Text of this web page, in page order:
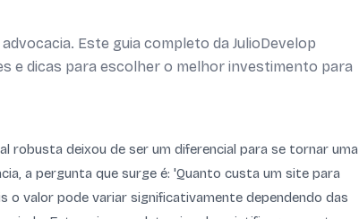
Este guia completo da JulioDevelop
e dicas para escolher o melhor investimento para
robusta deixou de ser um diferencial para se tornar uma
a pergunta que surge é: 'Quanto custa um site para
o valor pode variar significativamente dependendo das